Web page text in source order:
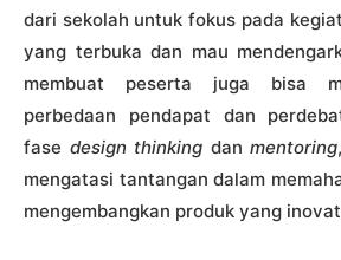
dari sekolah untuk fokus pada
yang terbuka dan mau
membuat peserta juga bisa
perbedaan pendapat dan
fase design thinking danmentoring
mengatasi tantangan dalam
mengembangkan produk yang